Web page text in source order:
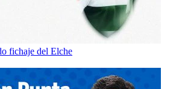
fichaje del Elche